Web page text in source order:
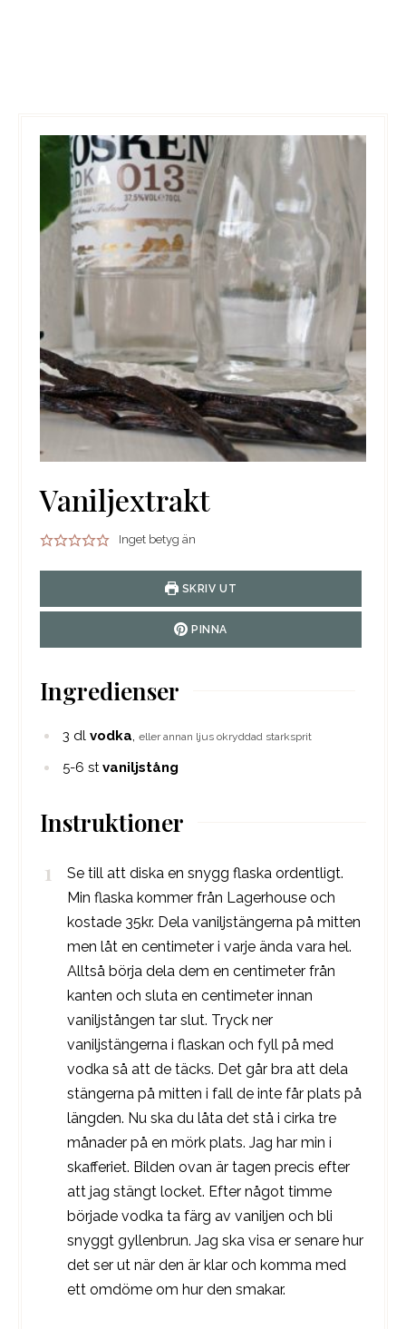
Vaniljextrakt
Inget betyg än
SKRIV UT
PINNA
Ingredienser
3 dl vodka, eller annan ljus okryddad starksprit
5-6 st vaniljstång
Instruktioner
Se till att diska en snygg flaska ordentligt.
Min flaska kommer från Lagerhouse och
kostade 35kr. Dela vaniljstängerna på mitten
men låt en centimeter i varje ända vara hel.
Alltså börja dela dem en centimeter från
kanten och sluta en centimeter innan
vaniljstången tar slut. Tryck ner
vaniljstängerna i flaskan och fyll på med
vodka så att de täcks. Det går bra att dela
stängerna på mitten i fall de inte får plats på
längden. Nu ska du låta det stå i cirka tre
månader på en mörk plats. Jag har min i
skafferiet. Bilden ovan är tagen precis efter
att jag stängt locket. Efter något timme
började vodka ta färg av vaniljen och bli
snyggt gyllenbrun. Jag ska visa er senare hur
det ser ut när den är klar och komma med
ett omdöme om hur den smakar.